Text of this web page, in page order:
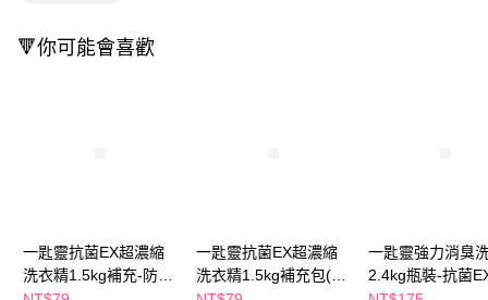
１．透過由恩沛科技股份有限公司提供之「AFTEE先享後付」服務完成之交
５．嚴禁一人註冊多個帳號或使用他人資訊註冊。若發現惡意使用之情形，
恩沛科技股份有限公司將有權停止該用戶之使用額度並採取法律行動。
每筆NT$65，滿NT$490(含以上)免運費
每筆NT$80，滿NT$290(含以上)免運費
🔻你可能會喜歡
一匙靈抗菌EX超濃縮
洗衣精1.5kg補充-防螨
一匙靈抗菌EX超濃縮
洗衣精1.5kg補充包(包
一匙靈強力消臭
2.4kg瓶裝-抗菌